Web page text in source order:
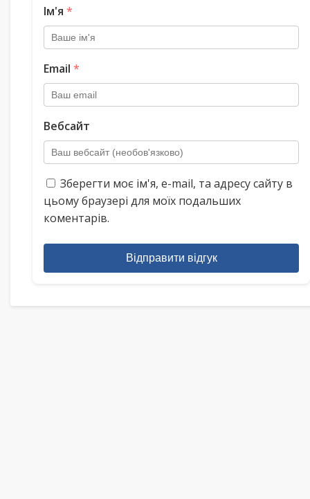
Ім'я *
Email *
Вебсайт
Зберегти моє ім'я, e-mail, та адресу сайту в
цьому браузері для моїх подальших
коментарів.
Відправити відгук